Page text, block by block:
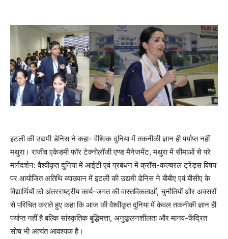
इटली की उद्यमी डेनिस ने कहा- वैश्विक दुनिया में तकनीकी ज्ञान ही पर्याप्त नहीं
मथुरा। राजीव एकेडमी फॉर टेक्नोलॉजी एण्ड मैनेजमेंट, मथुरा में सीमाओं से परे
मार्गदर्शन: वैश्वीकृत दुनिया में आईटी एवं प्रबंधन में क्रॉस-कल्चरल ट्रेंड्स विषय
पर आयोजित अतिथि व्याख्यान में इटली की उद्यमी डेनिस ने बीबीए एवं बीसीए के
विद्यार्थियों को अंतरराष्ट्रीय कार्य-जगत की वास्तविकताओं, चुनौतियों और अवसरों
से परिचित कराते हुए कहा कि आज की वैश्वीकृत दुनिया में केवल तकनीकी ज्ञान ही
पर्याप्त नहीं है बल्कि सांस्कृतिक बुद्धिमत्ता, अनुकूलनशीलता और मानव-केंद्रित
सोच भी अत्यंत आवश्यक है।